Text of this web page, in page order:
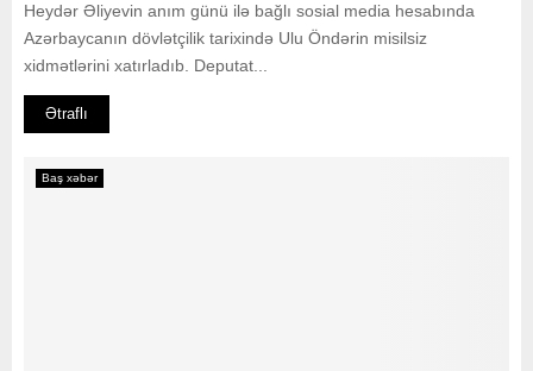
Heydər Əliyevin anım günü ilə bağlı sosial media hesabında
Azərbaycanın dövlətçilik tarixində Ulu Öndərin misilsiz
xidmətlərini xatırladıb. Deputat...
Ətraflı
Baş xəbər